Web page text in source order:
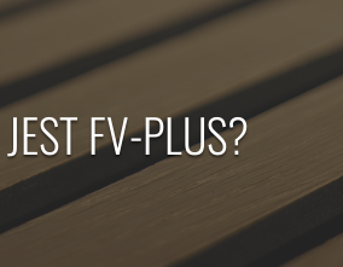
FV-PLUS?